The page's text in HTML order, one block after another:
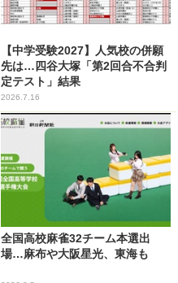
【中学受験2027】人気校の併願
先は…四谷大塚「第2回合不合判
定テスト」結果
2026.7.16
全国高校麻雀32チーム本選出
場…麻布や大阪星光、東海も